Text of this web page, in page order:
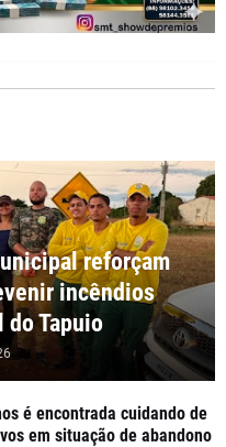
reforçam
incêndios
Tapuio
é encontrada cuidando de
em situação de abandono